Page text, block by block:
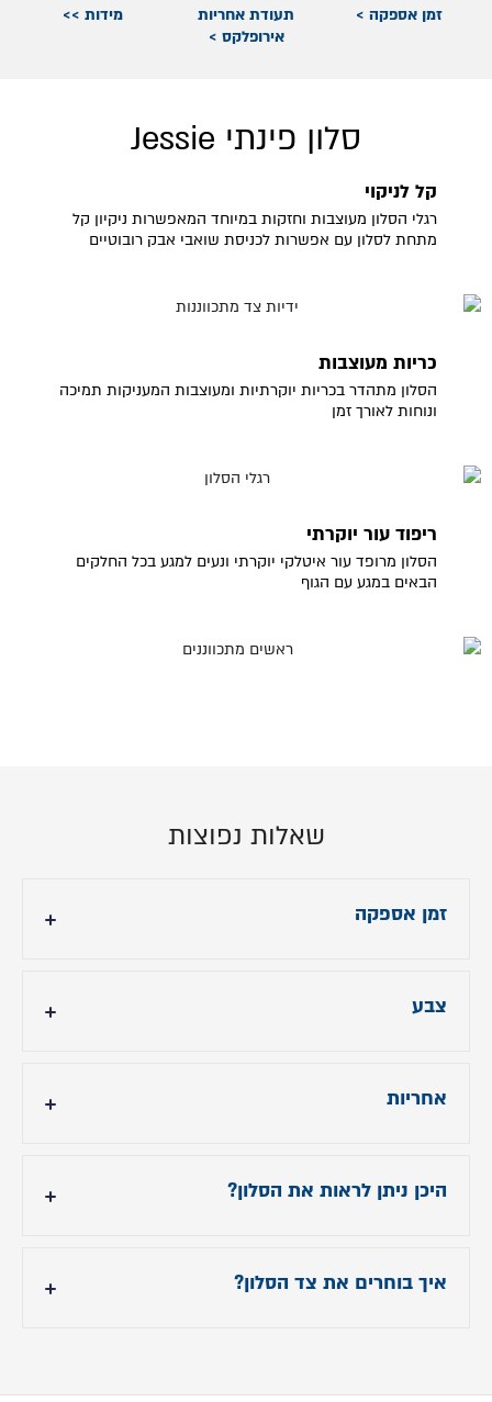
זמן אספקה >
תעודת אחריות
אירופלקס >
מידות >>
סלון פינתי Jessie
קל לניקוי
רגלי הסלון מעוצבות וחזקות במיוחד המאפשרות ניקיון קל
מתחת לסלון עם אפשרות לכניסת שואבי אבק רובוטיים
כריות מעוצבות
הסלון מתהדר בכריות יוקרתיות ומעוצבות המעניקות תמיכה
ונוחות לאורך זמן
ריפוד עור יוקרתי
הסלון מרופד עור איטלקי יוקרתי ונעים למגע בכל החלקים
הבאים במגע עם הגוף
שאלות נפוצות
זמן אספקה
צבע
אחריות
היכן ניתן לראות את הסלון?
לרשימת הסניפים לחצוכאן
איך בוחרים את צד הסלון?